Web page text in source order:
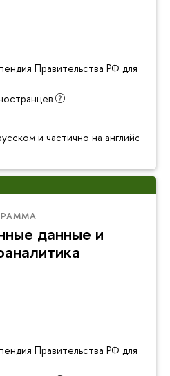
Правительства РФ для
и частично на английском
данные и
Правительства РФ для